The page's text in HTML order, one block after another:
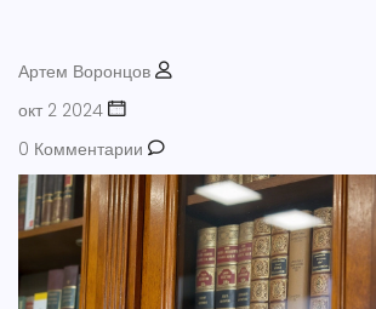
Артем Воронцов
окт 2 2024
0 Комментарии